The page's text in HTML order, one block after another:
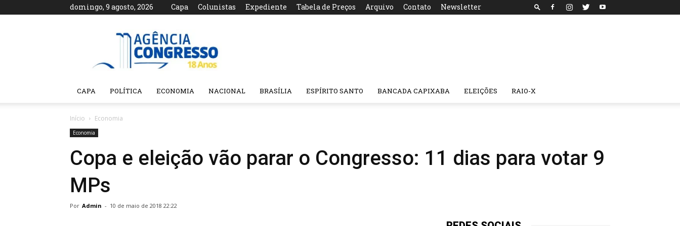
domingo, 9 agosto, 2026 Capa Colunistas Expediente Tabela de Preços Arquivo Contato Newsletter
Agência
CAPA POLÍTICA ECONOMIA NACIONAL BRASÍLIA ESPÍRITO SANTO BANCADA CAPIXABA ELEIÇÕES RAIO-X
Início Economia
Economia
Copa e eleição vão parar o Congresso: 11 dias para votar 9
MPs
Por Admin - 10 de maio de 2018 22:22